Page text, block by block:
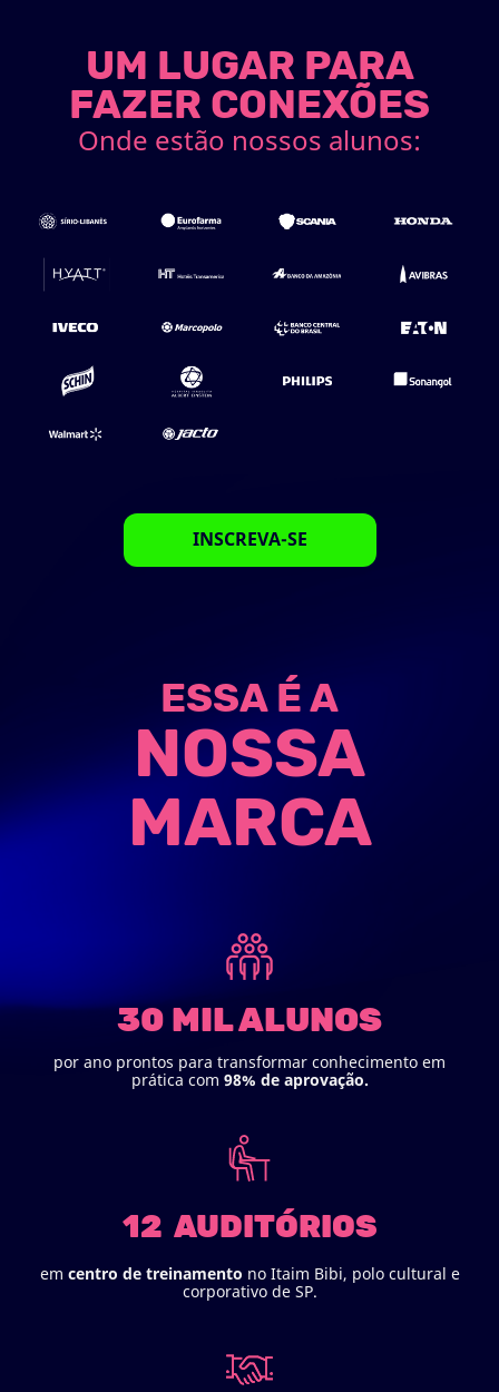
UM LUGAR PARA
FAZER CONEXÕES
Onde estão nossos alunos:
INSCREVA-SE
ESSA É A
NOSSA
MARCA
30 MIL ALUNOS
por ano prontos para transformar conhecimento em
prática com 98% de aprovação.
12 AUDITÓRIOS
em centro de treinamento no Itaim Bibi, polo cultural e
corporativo de SP.